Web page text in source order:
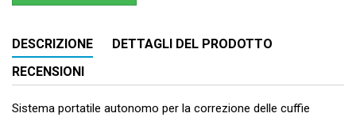
DESCRIZIONE
DETTAGLI DEL PRODOTTO
RECENSIONI
Sistema portatile autonomo per la correzione delle cuffie